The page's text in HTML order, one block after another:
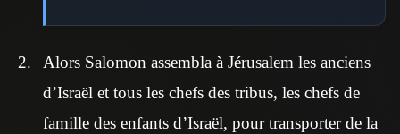
Alors Salomon assembla à Jérusalem les anciens
d’Israël et tous les chefs des tribus, les chefs de
famille des enfants d’Israël, pour transporter de la